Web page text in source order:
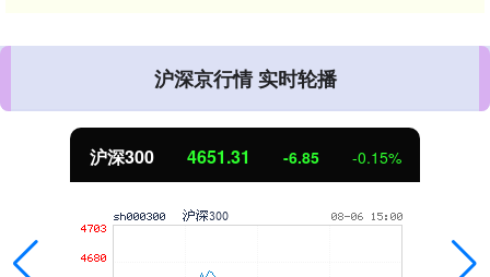
沪深京行情 实时轮播
沪深300 4651.31 -6.85 -0.15%